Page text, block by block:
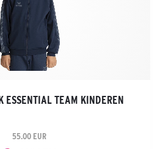
ESSENTIAL TEAM KINDEREN
55.00 EUR